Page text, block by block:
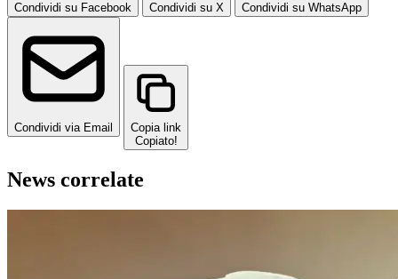
Condividi su Facebook Condividi su X Condividi su WhatsApp
Condividi via Email
Copia link
Copiato!
News correlate